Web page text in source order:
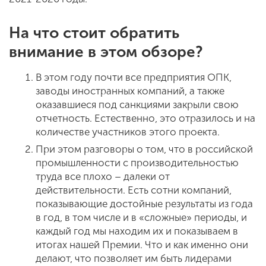
На что стоит обратить
внимание в этом обзоре?
В этом году почти все предприятия ОПК,
заводы иностранных компаний, а также
оказавшиеся под санкциями закрыли свою
отчетность. Естественно, это отразилось и на
количестве участников этого проекта.
При этом разговоры о том, что в российской
промышленности с производительностью
труда все плохо – далеки от
действительности. Есть сотни компаний,
показывающие достойные результаты из года
в год, в том числе и в «сложные» периоды, и
каждый год мы находим их и показываем в
итогах нашей Премии. Что и как именно они
делают, что позволяет им быть лидерами